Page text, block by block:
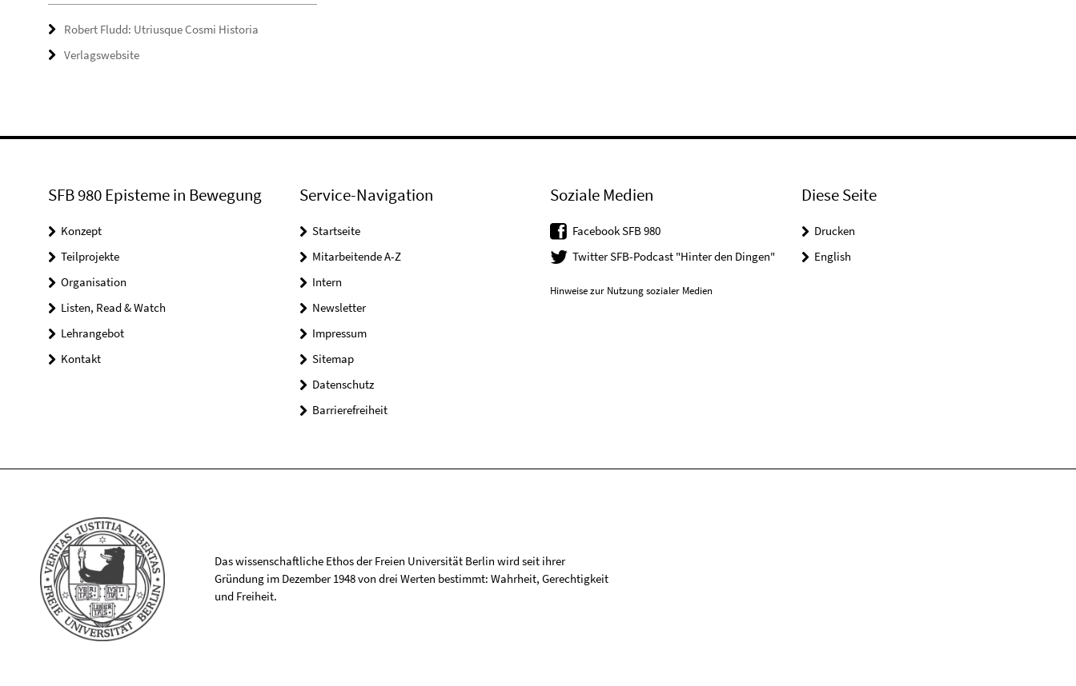
Robert Fludd: Utriusque Cosmi Historia
Verlagswebsite
SFB 980 Episteme in Bewegung
Konzept
Teilprojekte
Organisation
Listen, Read & Watch
Lehrangebot
Kontakt
Service-Navigation
Startseite
Mitarbeitende A-Z
Intern
Newsletter
Impressum
Sitemap
Datenschutz
Barrierefreiheit
Soziale Medien
Facebook SFB 980
Twitter SFB-Podcast "Hinter den Dingen"
Hinweise zur Nutzung sozialer Medien
Diese Seite
Drucken
English
Das wissenschaftliche Ethos der Freien Universität Berlin wird seit ihrer
Gründung im Dezember 1948 von drei Werten bestimmt: Wahrheit, Gerechtigkeit
und Freiheit.